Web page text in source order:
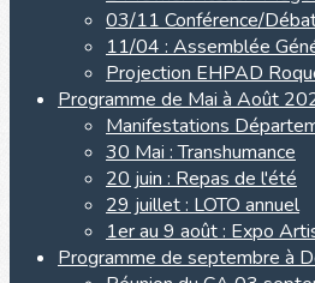
03/11 Conférence/
11/04 : Assemblée
Projection EHPAD
Programme de Mai à Août
Manifestations
30 Mai : Transhumance
20 juin : Repas de l'été
29 juillet : LOTO annuel
1er au 9 août : Expo
Programme de septembre à